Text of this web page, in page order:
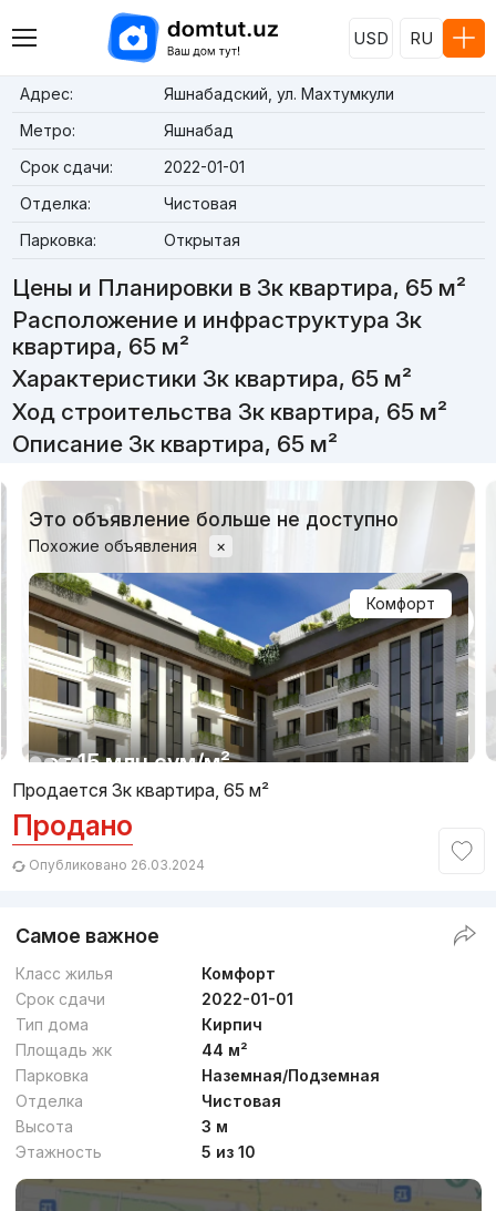
USD RU
Адрес:
Яшнабадский, ул. Махтумкули
Метро:
Яшнабад
Срок сдачи:
2022-01-01
Отделка:
Чистовая
Парковка:
Открытая
Цены и Планировки в 3к квартира, 65 м²
Расположение и инфраструктура 3к
квартира, 65 м²
Характеристики 3к квартира, 65 м²
Ход строительства 3к квартира, 65 м²
Описание 3к квартира, 65 м²
Это объявление больше не доступно
Похожие объявления ×
Комфорт
от15 млн сум/м²
Сдан 2025,
ЖК «Parkent Gardens»
от сум /м²
Сдан 2023,Шухрат
3к квартира, 75 м²
1/19
Продается 3к квартира, 65 м²
Продано
Опубликовано 26.03.2024
Самое важное
Класс жилья
Комфорт
Срок сдачи
2022-01-01
Тип дома
Кирпич
Площадь жк
44 м²
Парковка
Наземная/Подземная
Отделка
Чистовая
Высота
3 м
Этажность
5 из 10